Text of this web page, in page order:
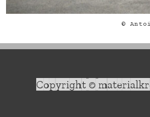
©
Copyright ©